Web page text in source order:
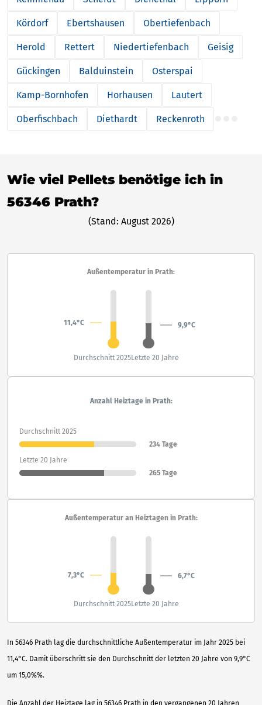
Kördorf Ebertshausen Obertiefenbach
Herold Rettert Niedertiefenbach Geisig
Gückingen Balduinstein Osterspai
Kamp-Bornhofen Horhausen Lautert
Oberfischbach Diethardt Reckenroth
Wie viel Pellets benötige ich in
56346 Prath?
(Stand: August 2026)
In 56346 Prath lag die durchschnittliche Außentemperatur im Jahr 2025 bei
11,4°C. Damit überschritt sie den Durchschnitt der letzten 20 Jahre von 9,9°C
um 15,0%%.
Die Anzahl der Heiztage lag in 56346 Prath in den vergangenen 20 Jahren
Außentemperatur in Prath:
11,4°C 9,9°C
Durchschnitt 2025Letzte 20 Jahre
Anzahl Heiztage in Prath:
Durchschnitt 2025
234 Tage
Letzte 20 Jahre
265 Tage
Außentemperatur an Heiztagen in Prath:
7,3°C 6,7°C
Durchschnitt 2025Letzte 20 Jahre